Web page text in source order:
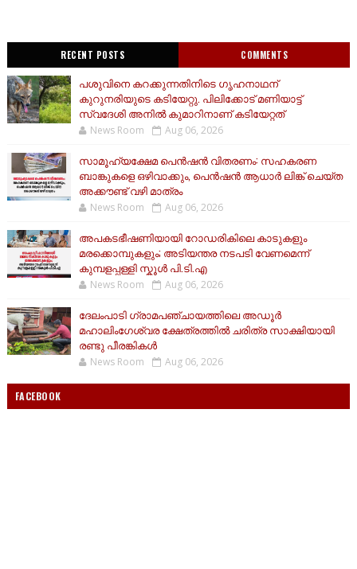
RECENT POSTS COMMENTS
പശുവിനെ കറക്കുന്നതിനിടെ ഗൃഹനാഥന്
കുറുനരിയുടെ കടിയേറ്റു. പിലിക്കോട് മണിയാട്ട്
സ്വദേശി അനിൽ കുമാറിനാണ് കടിയേറ്റത്
News Room Aug 06, 2026
സാമൂ​ഹ്യക്ഷേമ പെൻഷൻ വിതരണം: സഹകരണ
ബാങ്കുകളെ ഒഴിവാക്കും, പെൻഷൻ ആധാർ‌ ലിങ്ക് ചെയ്ത
അക്കൗണ്ട് വഴി മാത്രം
News Room Aug 06, 2026
അപകടഭീഷണിയായി റോഡരികിലെ കാടുകളും
മരക്കൊമ്പുകളും; അടിയന്തര നടപടി വേണമെന്ന്
കുമ്പളപ്പള്ളി സ്കൂൾ പി.ടി.എ
News Room Aug 06, 2026
ദേലംപാടി ഗ്രാമപഞ്ചായത്തിലെ അഡൂർ
മഹാലിംഗേശ്വര ക്ഷേത്രത്തിൽ ചരിത്ര സാക്ഷിയായി
രണ്ടു പീരങ്കികൾ
News Room Aug 06, 2026
FACEBOOK